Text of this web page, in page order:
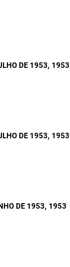
DE 1953, 1953
DE 1953, 1953
DE 1953, 1953